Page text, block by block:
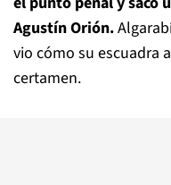
Agustín Orión.
vio cómo su escuadra
certamen.